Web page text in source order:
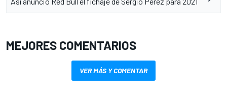
MEJORES COMENTARIOS
VER MÁS Y COMENTAR